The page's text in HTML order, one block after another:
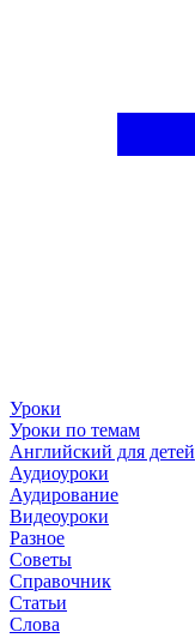
Уроки
Уроки по темам
Английский для детей
Аудиоуроки
Аудирование
Видеоуроки
Разное
Советы
Справочник
Статьи
Слова